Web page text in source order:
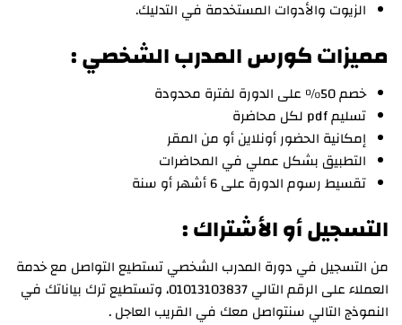
الزيوت والأدوات المستخدمة في التدليك.
مميزات كورس المدرب الشخصي :
خصم 50% على الدورة لفترة محدودة
تسليم pdf لكل محاضرة
إمكانية الحضور أونلاين أو من المقر
التطبيق بشكل عملي في المحاضرات
تقسيط رسوم الدورة على 6 أشهر أو سنة
التسجيل أو الأشتراك :
من التسجيل في دورة المدرب الشخصي تستطيع التواصل مع خدمة
العملاء على الرقم التالي 01013103837، وتستطيع ترك بياناتك في
النموذج التالي سنتواصل معك في القريب العاجل .